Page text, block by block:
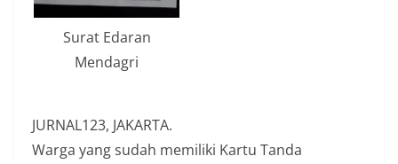
Surat Edaran
Mendagri
JURNAL123, JAKARTA.
Warga yang sudah memiliki Kartu Tanda